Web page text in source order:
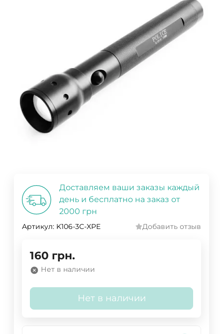
Доставляем ваши заказы каждый
день и бесплатно на заказ от
2000 грн
Артикул: K106-3С-XPE Добавить отзыв
160 грн.
Нет в наличии
Нет в наличии